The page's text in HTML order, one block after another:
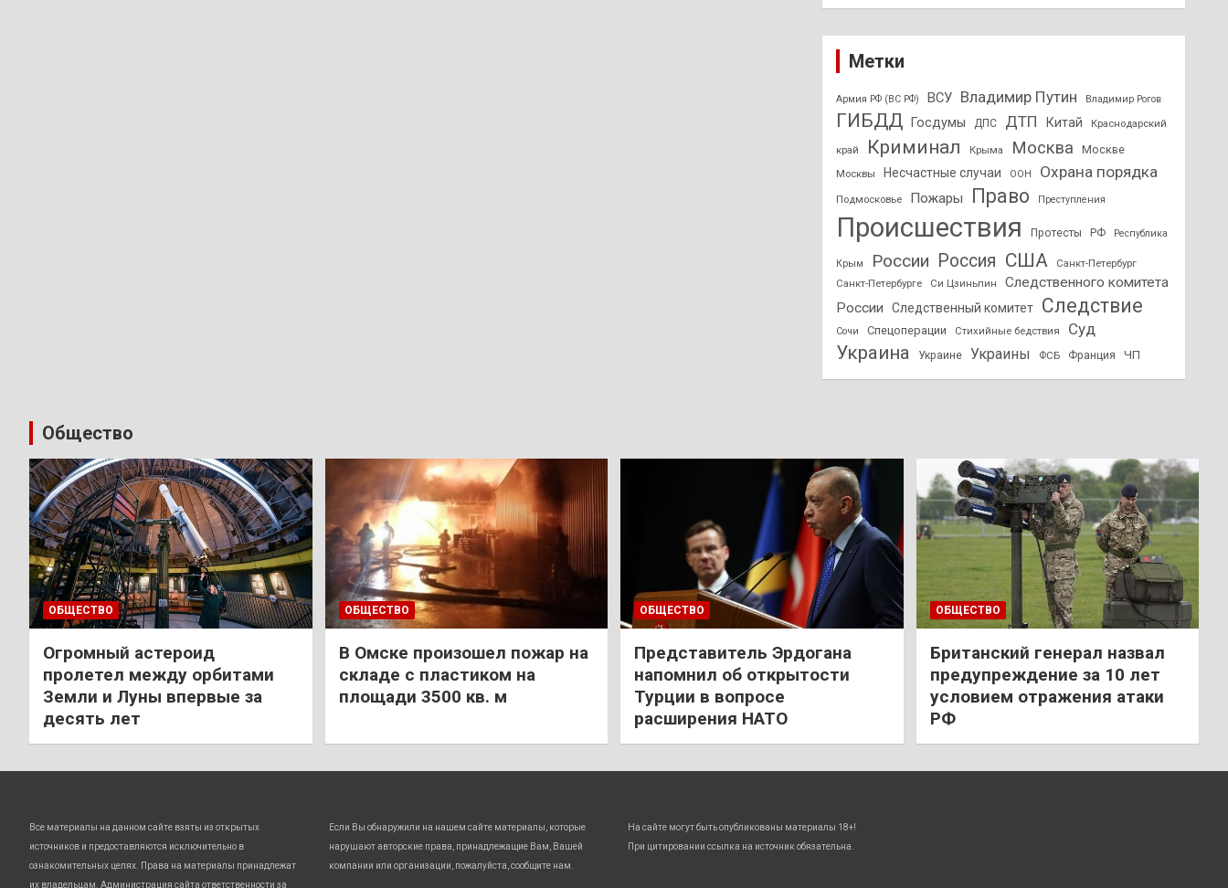
Метки
Армия РФ (ВС РФ) ВСУ Владимир Путин Владимир Рогов
ГИБДД Госдумы ДПС ДТП Китай Краснодарский
край Криминал Крыма Москва Москве
Москвы Несчастные случаи ООН Охрана порядка
Подмосковье Пожары Право Преступления
Происшествия Протесты РФ Республика
Крым России Россия США
Санкт-Петербург
Санкт-Петербурге
Си Цзиньпин
Следственного комитета
России
Следственный комитет Следствие
Сочи Спецоперации Стихийные бедствия Суд
Украина Украине Украины ФСБ Франция ЧП
Общество
ОБЩЕСТВО
Огромный астероид
пролетел между орбитами
Земли и Луны впервые за
десять лет
ОБЩЕСТВО
В Омске произошел пожар на
складе с пластиком на
площади 3500 кв. м
ОБЩЕСТВО
Представитель Эрдогана
напомнил об открытости
Турции в вопросе
расширения НАТО
ОБЩЕСТВО
Британский генерал назвал
предупреждение за 10 лет
условием отражения атаки
РФ
Все материалы на данном сайте взяты из открытых
источников и предоставляются исключительно в
ознакомительных целях. Права на материалы принадлежат
их владельцам. Администрация сайта ответственности за
Если Вы обнаружили на нашем сайте материалы, которые
нарушают авторские права, принадлежащие Вам, Вашей
компании или организации, пожалуйста, сообщите нам.
На сайте могут быть опубликованы материалы 18+!
При цитировании ссылка на источник обязательна.